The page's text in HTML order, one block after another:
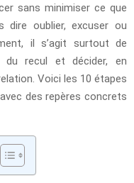
sans minimiser ce que
oublier, excuser ou
il s’agit surtout de
recul et décider, en
Voici les 10 étapes
des repères concrets